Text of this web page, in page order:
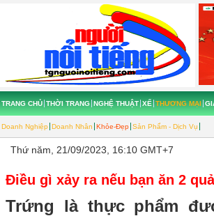
TRANG CHỦ THỜI TRANG NGHỆ THUẬT XẾ THƯƠNG MẠI
Doanh Nghiệp Doanh Nhân Khỏe-Đẹp Sản Phẩm - Dịch Vụ
Thứ năm, 21/09/2023, 16:10 GMT+7
Điều gì xảy ra nếu bạn ăn 2
Trứng là thực phẩm